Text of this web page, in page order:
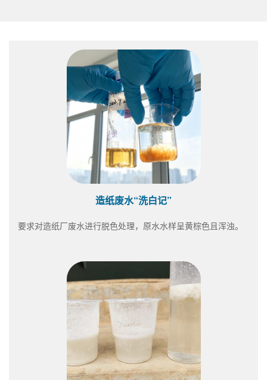
造纸废水“洗白记”
要求对造纸厂废水进行脱色处理，原水水样呈黄棕色且浑浊。